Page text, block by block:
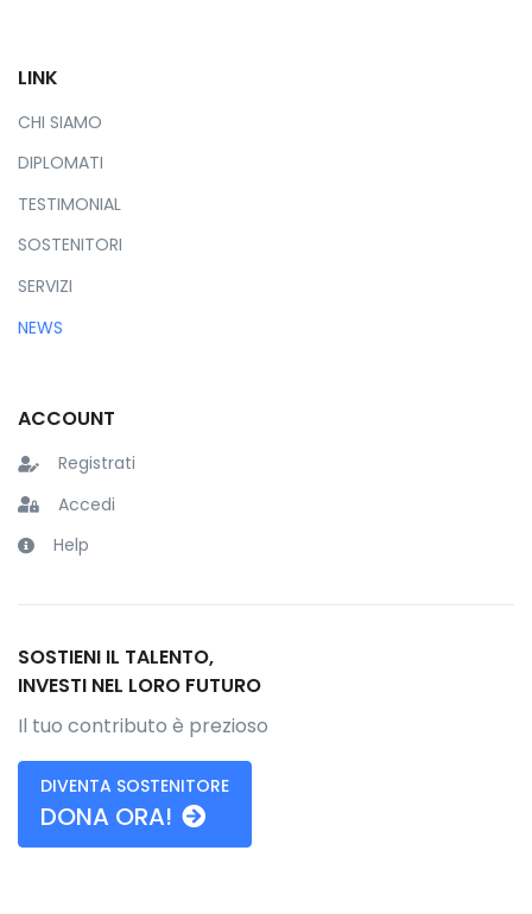
LINK
CHI SIAMO
DIPLOMATI
TESTIMONIAL
SOSTENITORI
SERVIZI
NEWS
ACCOUNT
Registrati
Accedi
Help
SOSTIENI IL TALENTO,
INVESTI NEL LORO FUTURO
Il tuo contributo è prezioso
DIVENTA SOSTENITORE
DONA ORA!